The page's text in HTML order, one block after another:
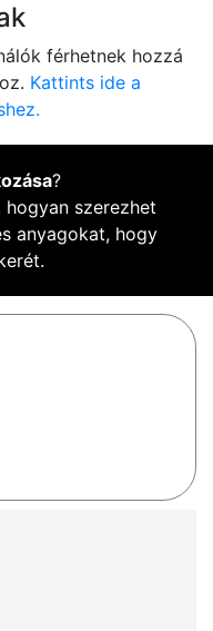
férhetnek hozzá
Kattints ide a
?
hogyan szerezhet
anyagokat, hogy